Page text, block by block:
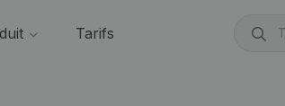
Tarifs